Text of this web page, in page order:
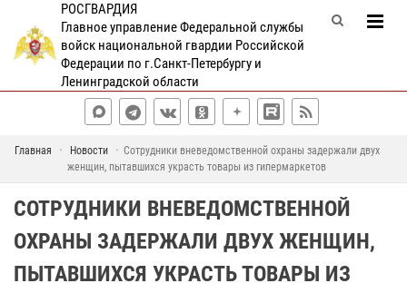
РОСГВАРДИЯ
Главное управление Федеральной службы
войск национальной гвардии Российской
Федерации по г.Санкт-Петербургу и
Ленинградской области
Главная Новости
Сотрудники вневедомственной охраны задержали двух
женщин, пытавшихся украсть товары из гипермаркетов
СОТРУДНИКИ ВНЕВЕДОМСТВЕННОЙ
ОХРАНЫ ЗАДЕРЖАЛИ ДВУХ ЖЕНЩИН,
ПЫТАВШИХСЯ УКРАСТЬ ТОВАРЫ ИЗ